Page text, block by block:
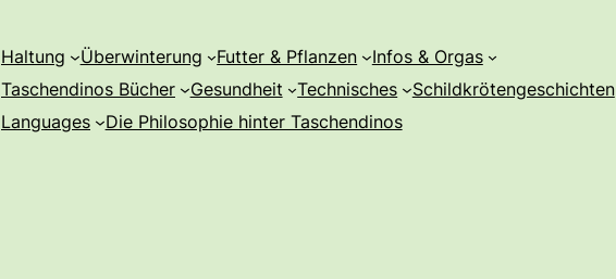
Haltung Überwinterung Futter & Pflanzen
Infos & Orgas
Taschendinos Bücher
Gesundheit Technisches
Schildkrötengeschichten
Languages
Die Philosophie hinter Taschendinos